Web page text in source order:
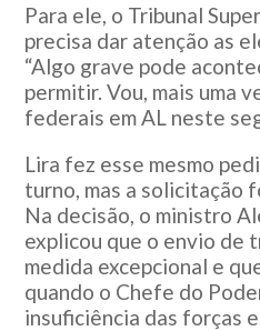
Para ele, o Tribunal
precisa dar atenção as
“Algo grave pode
permitir. Vou, mais uma
federais em AL neste
Lira fez esse mesmo
turno, mas a solicitação
Na decisão, o ministro
explicou que o envio de
medida excepcional e
quando o Chefe do
insuficiência das forças